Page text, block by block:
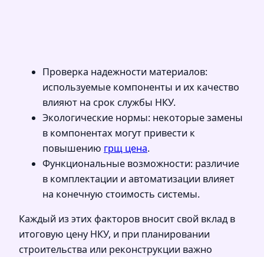
Проверка надежности материалов:
используемые компоненты и их качество
влияют на срок службы НКУ.
Экологические нормы: некоторые замены
в компонентах могут привести к
повышению грщ цена.
Функциональные возможности: различие
в комплектации и автоматизации влияет
на конечную стоимость системы.
Каждый из этих факторов вносит свой вклад в
итоговую цену НКУ, и при планировании
строительства или реконструкции важно